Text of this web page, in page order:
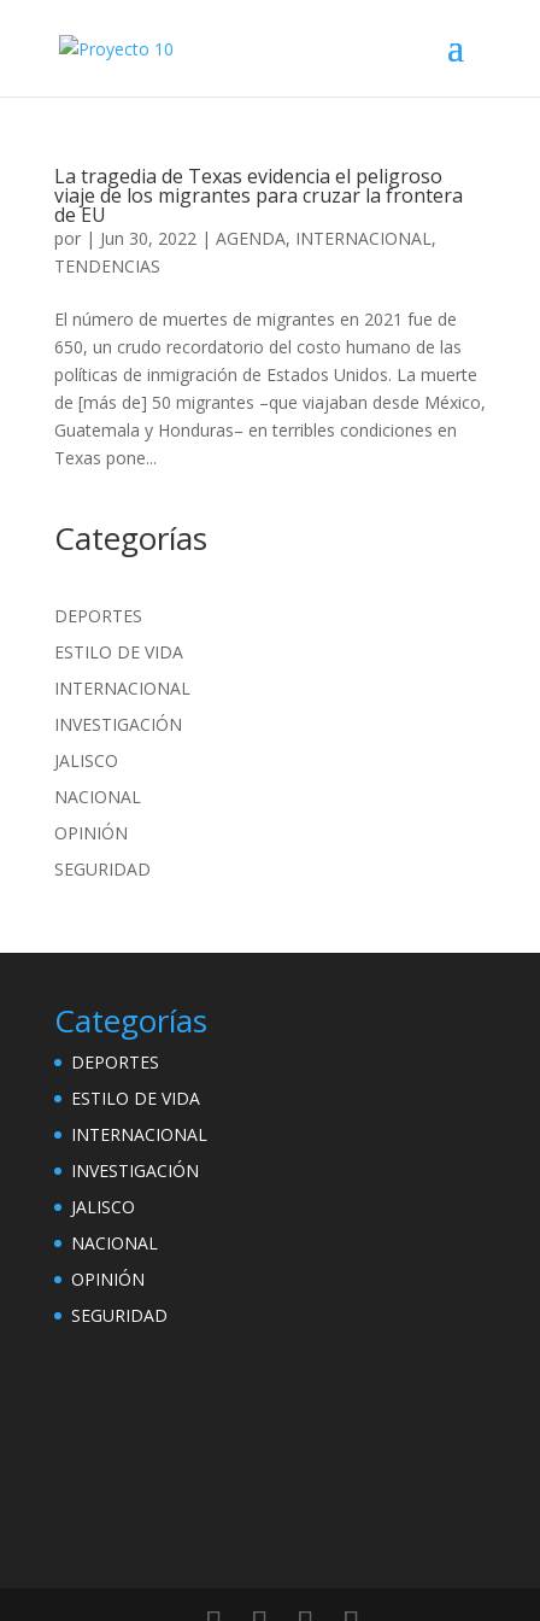
La tragedia de Texas evidencia el peligroso
viaje de los migrantes para cruzar la frontera
de EU
por | Jun 30, 2022| AGENDA, INTERNACIONAL,
TENDENCIAS
El número de muertes de migrantes en 2021 fue de
650, un crudo recordatorio del costo humano de las
políticas de inmigración de Estados Unidos. La muerte
de [más de] 50 migrantes –que viajaban desde México,
Guatemala y Honduras– en terribles condiciones en
Texas pone...
Categorías
DEPORTES
ESTILO DE VIDA
INTERNACIONAL
INVESTIGACIÓN
JALISCO
NACIONAL
OPINIÓN
SEGURIDAD
Categorías
DEPORTES
ESTILO DE VIDA
INTERNACIONAL
INVESTIGACIÓN
JALISCO
NACIONAL
OPINIÓN
SEGURIDAD